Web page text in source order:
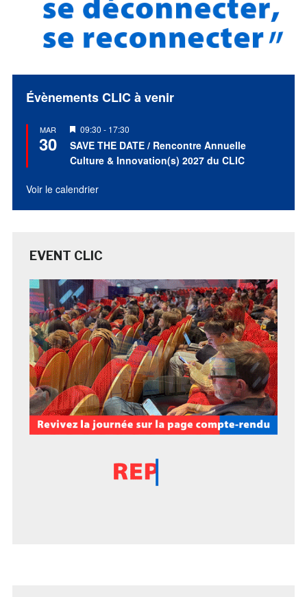
Évènements CLIC à venir
MAR
30
Mis
en
avant
09:30 - 17:30
SAVE THE DATE / Rencontre Annuelle
Culture & Innovation(s) 2027 du CLIC
Voir le calendrier
EVENT CLIC